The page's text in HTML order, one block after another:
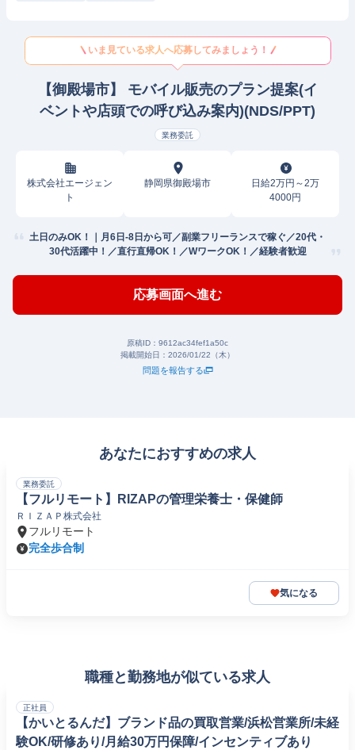
いま見ている求人へ応募してみましょう！
【御殿場市】 モバイル販売のプラン提案(イ
ベントや店頭での呼び込み案内)(NDS/PPT)
業務委託
株式会社エージェン
ト
静岡県御殿場市
日給2万円～2万
4000円
土日のみOK！｜月6日-8日から可／副業フリーランスで稼ぐ／20代・
30代活躍中！／直行直帰OK！／WワークOK！／経験者歓迎
応募画面へ進む
原稿ID： 9612ac34fef1a50c
掲載開始日： 2026/01/22（木）
問題を報告する
あなたにおすすめの求人
業務委託
【フルリモート】RIZAPの管理栄養士・保健師
ＲＩＺＡＰ株式会社
フルリモート
完全歩合制
気になる
職種と勤務地が似ている求人
正社員
【かいとるんだ】ブランド品の買取営業/浜松営業所/未経
験OK/研修あり/月給30万円保障/インセンティブあり